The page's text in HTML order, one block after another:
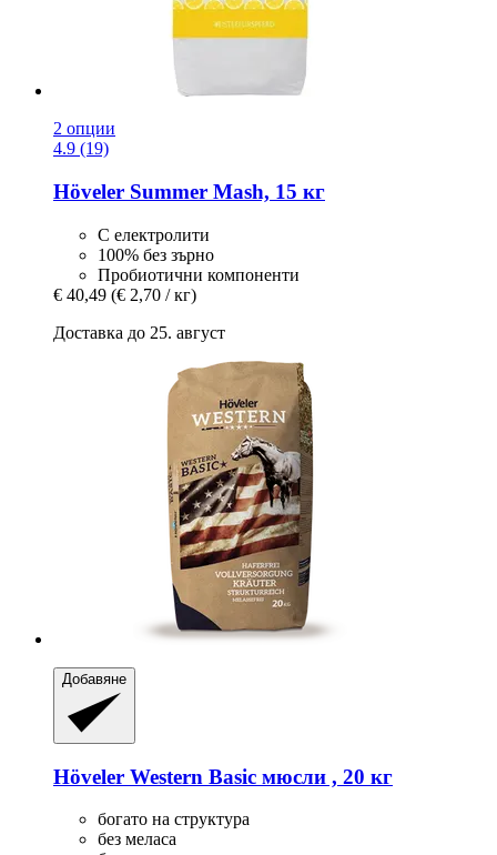
2 опции
4.9 (19)
Höveler Summer Mash, 15 кг
С електролити
100% без зърно
Пробиотични компоненти
€ 40,49 (€ 2,70 / кг)
Доставка до 25. август
Добавяне
Höveler Western Basic мюсли , 20 кг
богато на структура
без меласа